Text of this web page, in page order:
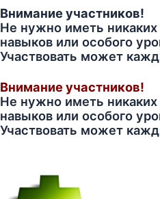
Внимание участников!
Не нужно иметь
навыков или особого
Участвовать может
Внимание участников!
Не нужно иметь
навыков или особого
Участвовать может